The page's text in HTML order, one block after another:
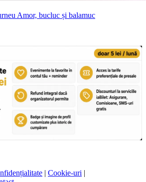
Amor, bucluc și balamuc
| Cookie-uri |